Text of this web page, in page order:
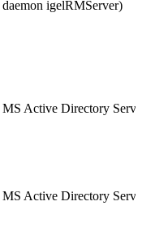
daemon igelRMServer)
MS Active Directory
MS Active Directory